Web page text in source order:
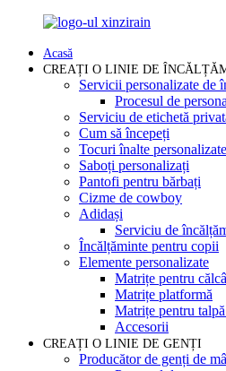
Acasă
CREAȚI O LINIE DE
Servicii personalizate de
Procesul de
Serviciu de etichetă
Cum să începeți
Tocuri înalte personalizate
Saboți personalizați
Pantofi pentru bărbați
Cizme de cowboy
Adidași
Serviciu de
Încălțăminte pentru copii
Elemente personalizate
Matrițe pentru
Matrițe platformă
Matrițe pentru
Accesorii
CREAȚI O LINIE DE GENȚI
Producător de genți de